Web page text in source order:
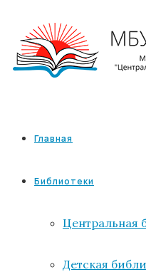
Главная
Библиотеки
Центральная
Детская